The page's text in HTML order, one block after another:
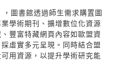
圖書館透過師生需求購置圖
學術期刊、擴增數位化資源
豐富特藏網頁內容如歐盟資
虛實多元呈現。同時結合盟
用資源，以提升學術研究能